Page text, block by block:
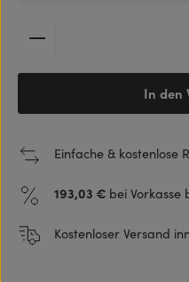
Produkt Anzahl: Gib
In den
Einfache & kostenlose
193,03 € bei Vorkasse
Kostenloser Versand